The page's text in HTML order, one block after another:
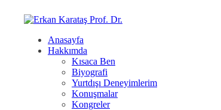
Anasayfa
Hakkımda
Kısaca Ben
Biyografi
Yurtdışı Deneyimlerim
Konuşmalar
Kongreler